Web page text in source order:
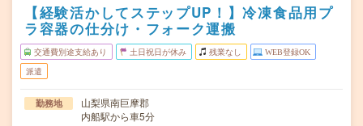
【経験活かしてステップUP！】冷凍食品用プ
ラ容器の仕分け・フォーク運搬
交通費別途支給あり 土日祝日が休み 残業なし WEB登録OK
派遣
勤務地
山梨県南巨摩郡
内船駅から車5分